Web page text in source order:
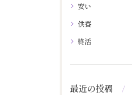
安い
供養
終活
最近の投稿